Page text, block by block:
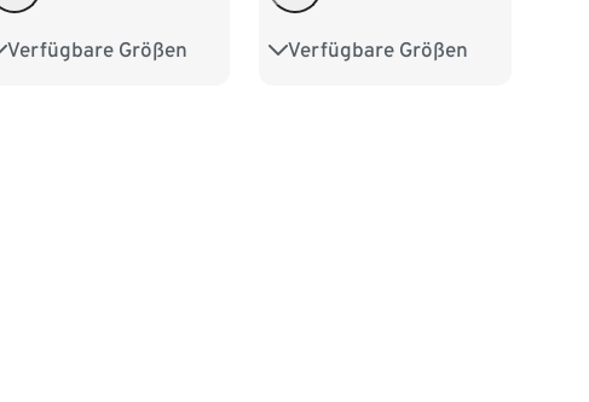
Verfügbare Größen
37 38 39 40 Verfügbare Größen
37 38 39 40